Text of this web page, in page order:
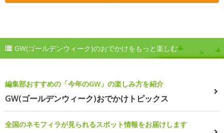
GW(ゴールデンウィーク)のおでかけをもっと楽しむ
編集部おすすめの「今年のGW」の楽しみ方を紹介
GW(ゴールデンウィーク)おでかけトピックス
全国のネモフィラが見られるスポット情報をお届けします